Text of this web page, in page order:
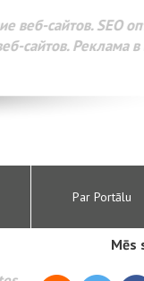
сайтов. SEO
сайтов. Реклама в
Par Portālu
Mēs